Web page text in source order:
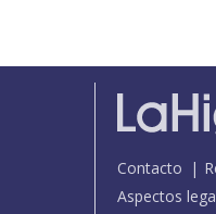
Contacto
Aspectos